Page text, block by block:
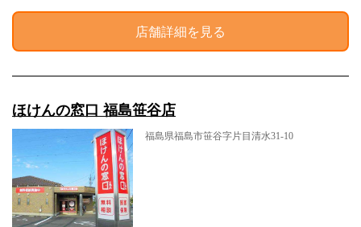
店舗詳細を見る
ほけんの窓口 福島笹谷店
福島県福島市笹谷字片目清水31-10